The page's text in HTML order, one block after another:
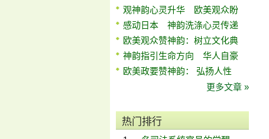
观神韵心灵升华 欧美观众盼
感动日本 神韵洗涤心灵传递
欧美观众赞神韵：树立文化典
神韵指引生命方向 华人自豪
欧美政要赞神韵： 弘扬人性
更多文章 »
热门排行